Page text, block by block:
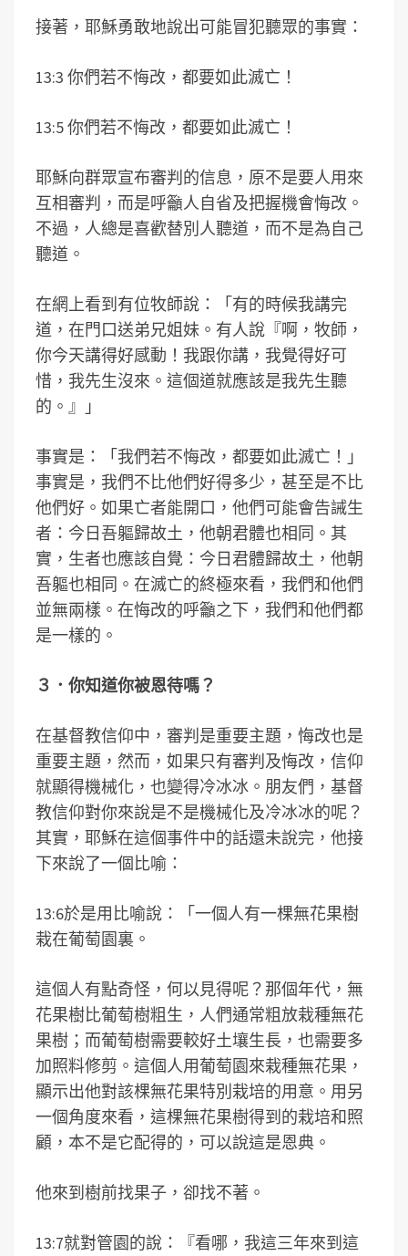
接著，耶穌勇敢地說出可能冒犯聽眾的事實：
13:3 你們若不悔改，都要如此滅亡！
13:5 你們若不悔改，都要如此滅亡！
耶穌向群眾宣布審判的信息，原不是要人用來
互相審判，而是呼籲人自省及把握機會悔改。
不過，人總是喜歡替別人聽道，而不是為自己
聽道。
在網上看到有位牧師說：「有的時候我講完
道，在門口送弟兄姐妹。有人說『啊，牧師，
你今天講得好感動！我跟你講，我覺得好可
惜，我先生沒來。這個道就應該是我先生聽
的。』」
事實是：「我們若不悔改，都要如此滅亡！」
事實是，我們不比他們好得多少，甚至是不比
他們好。如果亡者能開口，他們可能會告誡生
者：今日吾軀歸故土，他朝君體也相同。其
實，生者也應該自覺：今日君體歸故土，他朝
吾軀也相同。在滅亡的終極來看，我們和他們
並無兩樣。在悔改的呼籲之下，我們和他們都
是一樣的。
３．你知道你被恩待嗎？
在基督教信仰中，審判是重要主題，悔改也是
重要主題，然而，如果只有審判及悔改，信仰
就顯得機械化，也變得冷冰冰。朋友們，基督
教信仰對你來說是不是機械化及冷冰冰的呢？
其實，耶穌在這個事件中的話還未說完，他接
下來說了一個比喻：
13:6於是用比喻說：「一個人有一棵無花果樹
栽在葡萄園裏。
這個人有點奇怪，何以見得呢？那個年代，無
花果樹比葡萄樹粗生，人們通常粗放栽種無花
果樹；而葡萄樹需要較好土壤生長，也需要多
加照料修剪。這個人用葡萄園來栽種無花果，
顯示出他對該棵無花果特別栽培的用意。用另
一個角度來看，這棵無花果樹得到的栽培和照
顧，本不是它配得的，可以說這是恩典。
他來到樹前找果子，卻找不著。
13:7就對管園的說：『看哪，我這三年來到這